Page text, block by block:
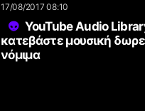
17/08/2017 08:10
YouTube Audio
κατεβάστε μουσική
νόμιμα